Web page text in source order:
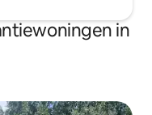
in